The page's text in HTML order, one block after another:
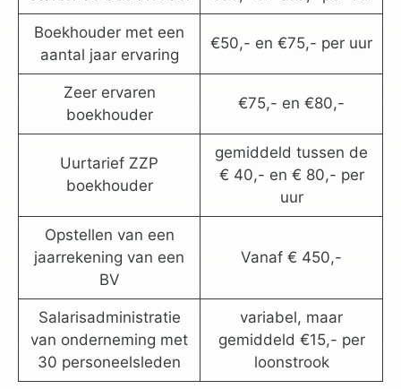
Boekhouder met een
aantal jaar ervaring
€50,- en €75,- per uur
Zeer ervaren
boekhouder
€75,- en €80,-
Uurtarief ZZP
boekhouder
gemiddeld tussen de
€ 40,- en € 80,- per
uur
Opstellen van een
jaarrekening van een
BV
Vanaf € 450,-
Salarisadministratie
van onderneming met
30 personeelsleden
variabel, maar
gemiddeld €15,- per
loonstrook